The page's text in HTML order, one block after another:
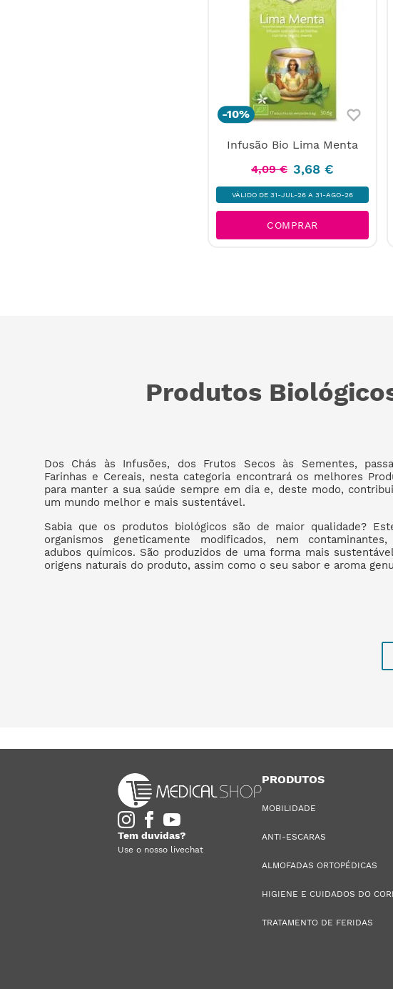
-10%
Infusão Bio Lima Menta
4,09 € 3,68 €
VÁLIDO DE 31-JUL-26 A 31-AGO-26
COMPRAR
Produtos
Dos Chás às Infusões, dos Frutos Secos às Sementes,
Farinhas e Cereais, nesta categoria encontrará os melhores
para manter a sua saúde sempre em dia e, deste modo,
um mundo melhor e mais sustentável.
Sabia que os produtos biológicos são de maior qualidade?
organismos geneticamente modificados, nem
adubos químicos. São produzidos de uma forma mais
origens naturais do produto, assim como o seu sabor e aroma
Tem duvidas?
Use o nosso livechat
PRODUTOS
MOBILIDADE
ANTI-ESCARAS
ALMOFADAS ORTOPÉDICAS
HIGIENE E CUIDADOS DO
TRATAMENTO DE FERIDAS